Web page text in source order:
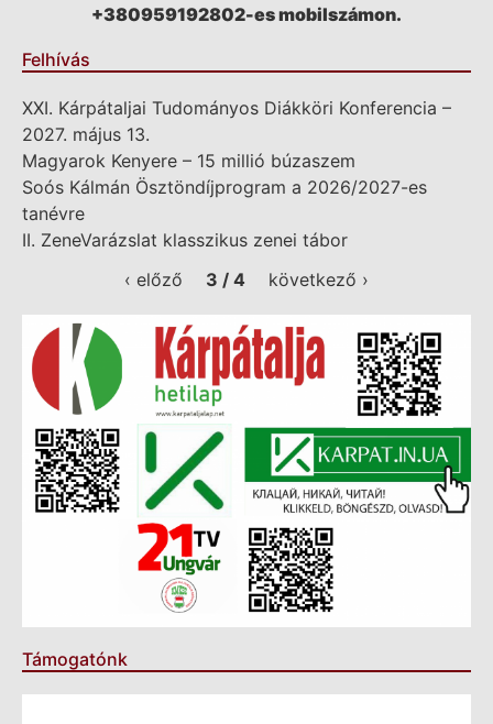
+380959192802-es mobilszámon.
Felhívás
XXI. Kárpátaljai Tudományos Diákköri Konferencia –
2027. május 13.
Magyarok Kenyere – 15 millió búzaszem
Soós Kálmán Ösztöndíjprogram a 2026/2027-es
tanévre
II. ZeneVarázslat klasszikus zenei tábor
‹ előző
3 / 4 következő ›
Támogatónk